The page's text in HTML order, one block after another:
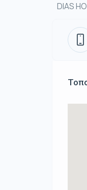
DIAS